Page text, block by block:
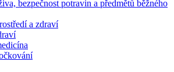
bezpečnost potravin a předmětů běžného
a zdraví